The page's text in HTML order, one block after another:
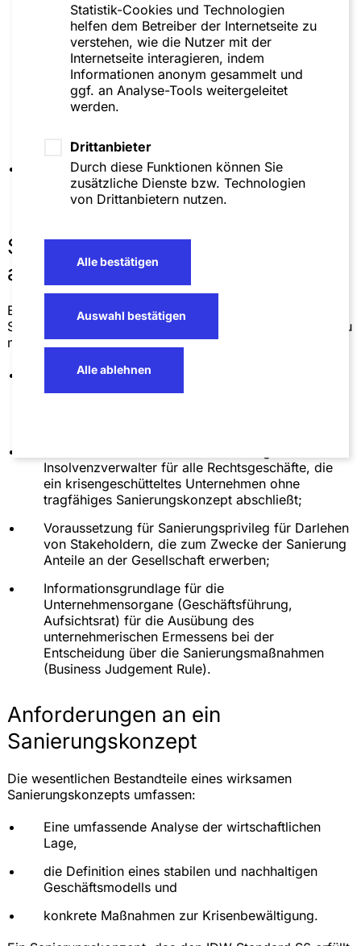
Statistik-Cookies und Technologien
helfen dem Betreiber der Internetseite zu
verstehen, wie die Nutzer mit der
Internetseite interagieren, indem
Informationen anonym gesammelt und
ggf. an Analyse-Tools weitergeleitet
werden.
Drittanbieter
Durch diese Funktionen können Sie
zusätzliche Dienste bzw. Technologien
von Drittanbietern nutzen.
Alle bestätigen
Auswahl bestätigen
Alle ablehnen
zur Durchführung eines
Sanierungskonzeptes,
bei Stellung eines Insolvenzantrages wegen
drohender Zahlungsunfähigkeit (keine
Insolvenzantragspflicht) oder
nach dem StaRUG
bei AG und SE ist der Vorstand zur Beachtung
entsprechender Zustimmungsvorbehalte des
Aufsichtsrates verpflichtet.
Sanierungskonzept als Ausweg
aus der Krise
Ein Sanierungskonzept ist essenziell, um Gläubigern und
Stakeholdern Vertrauen zu geben und Haftungsrisiken zu
minimieren. Es dient folgenden Zielen:
Ausschluss des Risikos für die Gläubiger des
Unternehmens, im Falle einer späteren Insolvenz
Insolvenzverwalter für alle Rechtsgeschäfte, die
ein krisengeschütteltes Unternehmen ohne
tragfähiges Sanierungskonzept abschließt;
Voraussetzung für Sanierungsprivileg für Darlehen
von Stakeholdern, die zum Zwecke der Sanierung
Anteile an der Gesellschaft erwerben;
Informationsgrundlage für die
Unternehmensorgane (Geschäftsführung,
Aufsichtsrat) für die Ausübung des
unternehmerischen Ermessens bei der
Entscheidung über die Sanierungsmaßnahmen
(Business Judgement Rule).
Anforderungen an ein
Sanierungskonzept
Die wesentlichen Bestandteile eines wirksamen
Sanierungskonzepts umfassen:
Eine umfassende Analyse der wirtschaftlichen
Lage,
die Definition eines stabilen und nachhaltigen
Geschäftsmodells und
konkrete Maßnahmen zur Krisenbewältigung.